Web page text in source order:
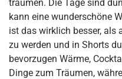
träumen. Die Tage sind
kann eine wunderschöne
ist das wirklich besser, als
zu werden und in Shorts
bevorzugen Wärme,
Dinge zum Träumen,